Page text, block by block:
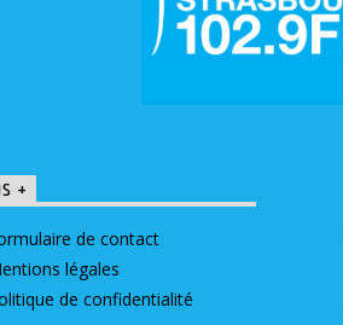
+
de contact
légales
de confidentialité